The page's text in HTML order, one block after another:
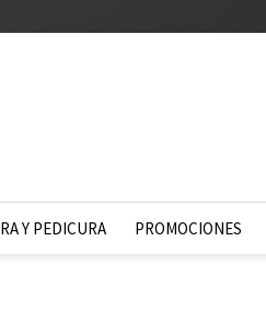
Y PEDICURA PROMOCIONES